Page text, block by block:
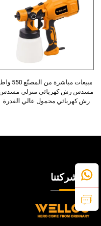
مبيعات مباشرة من المصنّع 550 واط
مسدس رش كهربائي منزلي مسدس
رش كهربائي محمول عالي القدرة
عن شركتنا